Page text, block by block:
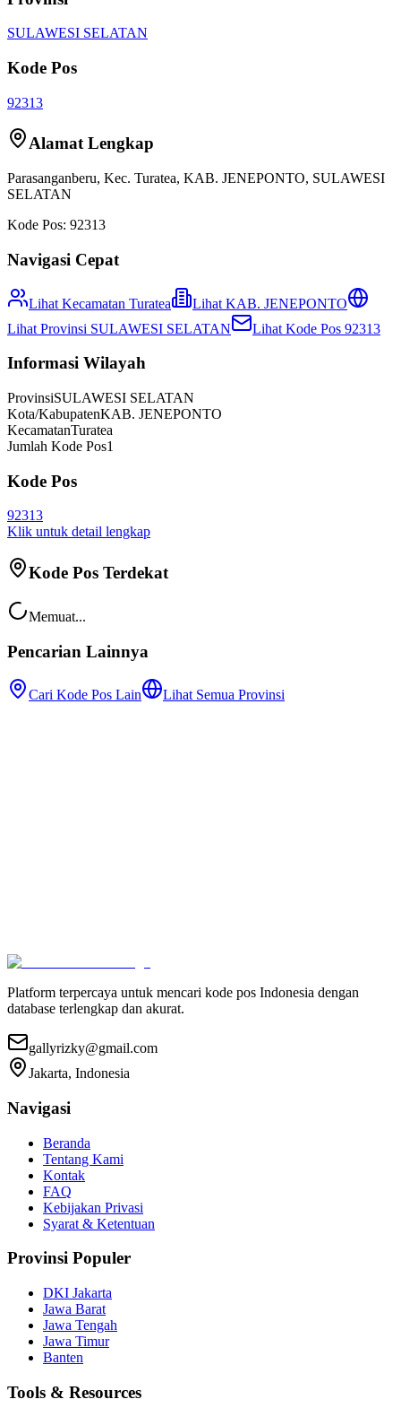
SULAWESI SELATAN
Kode Pos
92313
Alamat Lengkap
Parasanganberu, Kec. Turatea, KAB. JENEPONTO, SULAWESI
SELATAN
Kode Pos: 92313
Navigasi Cepat
Lihat Kecamatan Turatea Lihat KAB. JENEPONTO
Lihat Provinsi SULAWESI SELATAN Lihat Kode Pos 92313
Informasi Wilayah
ProvinsiSULAWESI SELATAN
Kota/KabupatenKAB. JENEPONTO
KecamatanTuratea
Jumlah Kode Pos1
Kode Pos
92313
Klik untuk detail lengkap
Kode Pos Terdekat
Memuat...
Pencarian Lainnya
Cari Kode Pos Lain Lihat Semua Provinsi
Platform terpercaya untuk mencari kode pos Indonesia dengan
database terlengkap dan akurat.
gallyrizky@gmail.com
Jakarta, Indonesia
Navigasi
Beranda
Tentang Kami
Kontak
FAQ
Kebijakan Privasi
Syarat & Ketentuan
Provinsi Populer
DKI Jakarta
Jawa Barat
Jawa Tengah
Jawa Timur
Banten
Tools & Resources